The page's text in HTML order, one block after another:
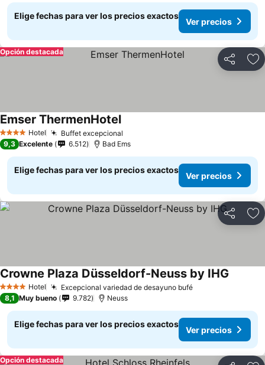
Elige fechas para ver los precios exactos
Ver precios
Compartir
Opción destacada
4 EstrellasHotel Buffet excepcional
Emser ThermenHotel
9,3 Excelente 6.512 Bad Ems
Elige fechas para ver los precios exactos
Ver precios
Compartir
4 EstrellasHotel Excepcional variedad de desayuno bufé
Crowne Plaza Düsseldorf-Neuss by IHG
8,1 Muy bueno 9.782 Neuss
Elige fechas para ver los precios exactos
Ver precios
Opción destacada